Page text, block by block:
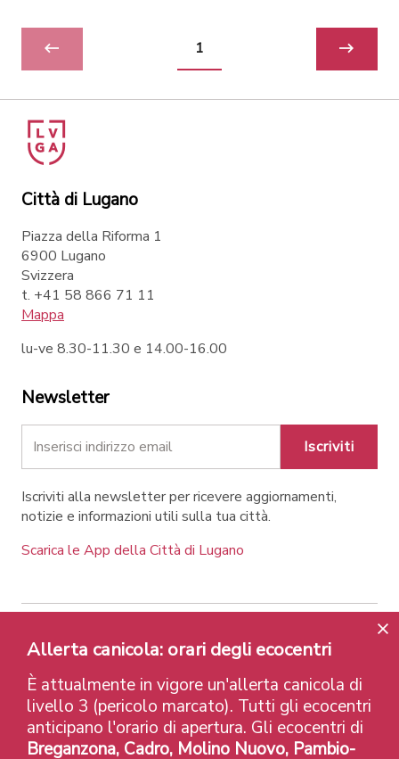
1
Città di Lugano
Piazza della Riforma 1
6900 Lugano
Svizzera
t. +41 58 866 71 11
Mappa
lu-ve 8.30-11.30 e 14.00-16.00
Newsletter
Iscriviti
Iscriviti alla newsletter per ricevere aggiornamenti,
notizie e informazioni utili sulla tua città.
Scarica le App della Città di Lugano
Contatti Link Note legali
Privacy Policy
Label e riconoscimenti
Credits
© 2026 Città di Lugano
Allerta canicola: orari degli ecocentri
È attualmente in vigore un'allerta canicola di
livello 3 (pericolo marcato). Tutti gli ecocentri
anticipano l'orario di apertura. Gli ecocentri di
Breganzona, Cadro, Molino Nuovo, Pambio-